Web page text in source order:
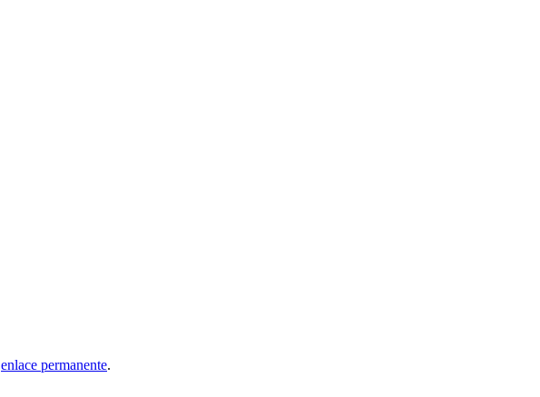
enlace permanente.